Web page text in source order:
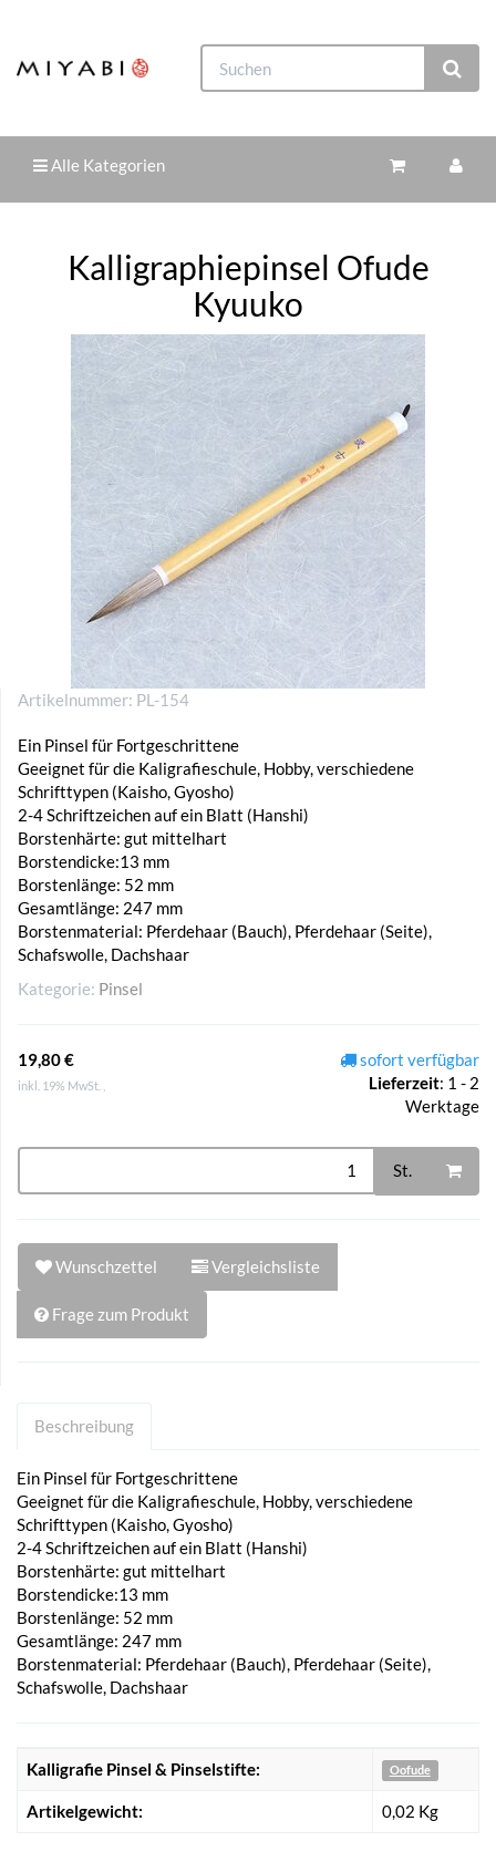
Alle Kategorien
Kalligraphiepinsel Ofude
Kyuuko
Artikelnummer: PL-154
Ein Pinsel für Fortgeschrittene
Geeignet für die Kaligrafieschule, Hobby, verschiedene
Schrifttypen (Kaisho, Gyosho)
2-4 Schriftzeichen auf ein Blatt (Hanshi)
Borstenhärte: gut mittelhart
Borstendicke:13 mm
Borstenlänge: 52 mm
Gesamtlänge: 247 mm
Borstenmaterial: Pferdehaar (Bauch), Pferdehaar (Seite),
Schafswolle, Dachshaar
Kategorie: Pinsel
19,80 €
inkl. 19% MwSt. ,
sofort verfügbar
Lieferzeit: 1 - 2
Werktage
St.
Wunschzettel Vergleichsliste
Frage zum Produkt
Beschreibung
Ein Pinsel für Fortgeschrittene
Geeignet für die Kaligrafieschule, Hobby, verschiedene
Schrifttypen (Kaisho, Gyosho)
2-4 Schriftzeichen auf ein Blatt (Hanshi)
Borstenhärte: gut mittelhart
Borstendicke:13 mm
Borstenlänge: 52 mm
Gesamtlänge: 247 mm
Borstenmaterial: Pferdehaar (Bauch), Pferdehaar (Seite),
Schafswolle, Dachshaar
Kalligrafie Pinsel & Pinselstifte: Oofude
Artikelgewicht: 0,02 Kg